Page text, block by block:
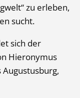
zu erleben,
sucht.
sich der
Hieronymus